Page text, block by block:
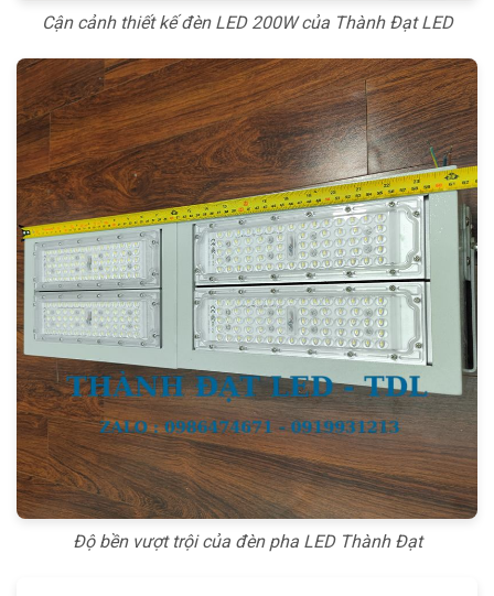
Cận cảnh thiết kế đèn LED 200W của Thành Đạt LED
Độ bền vượt trội của đèn pha LED Thành Đạt